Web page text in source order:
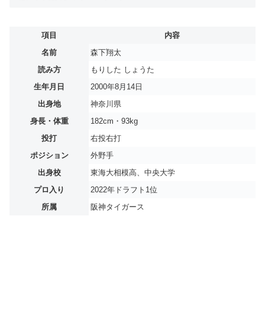
項目
内容
名前
森下翔太
読み方
もりした しょうた
生年月日
2000年8月14日
出身地
神奈川県
身長・体重
182cm・93kg
投打
右投右打
ポジション
外野手
出身校
東海大相模高、中央大学
プロ入り
2022年ドラフト1位
所属
阪神タイガース